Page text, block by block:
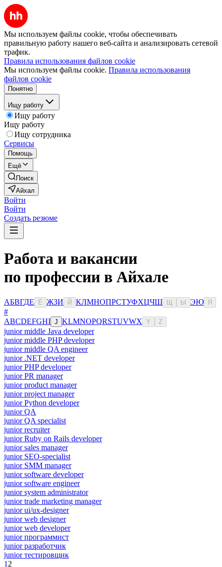
Мы используем файлы cookie, чтобы обеспечивать
правильную работу нашего веб-сайта и анализировать сетевой
трафик.
Правила использования файлов cookie
Мы используем файлы cookie. Правила использования
файлов cookie
Понятно
Ищу работу
Ищу работу
Ищу работу
Ищу сотрудника
Сервисы
Помощь
Ещё
Поиск
Айхал
Войти
Войти
Создать резюме
Работа и вакансии
по профессии в Айхале
АБВГДЕ Ё ЖЗИ Й КЛМНОПРСТУФХЦЧШ Ы ЭЮ Я
#
ABCDEFGHI J KLMNOPQRSTUVWX Y Z
junior middle Java developer
junior middle PHP developer
junior middle QA engineer
junior .NET developer
junior PHP developer
junior PR manager
junior product manager
junior project manager
junior Python developer
junior QA
junior QA specialist
junior recruiter
junior Ruby on Rails developer
junior sales manager
junior SEO-specialist
junior SMM manager
junior software developer
junior software engineer
junior system administrator
junior trade marketing manager
junior ui/ux-designer
junior web designer
junior web developer
junior программист
junior разработчик
junior тестировщик
1 2